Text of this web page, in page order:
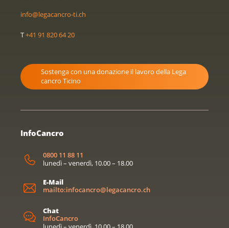
info@legacancro-ti.ch
T+41 91 820 64 20
Sostenga con una donazione il lavoro della Lega
cancro Ticino
InfoCancro
0800 11 88 11
lunedì – venerdì, 10.00 – 18.00
E-Mail
mailto:infocancro@legacancro.ch
Chat
InfoCancro